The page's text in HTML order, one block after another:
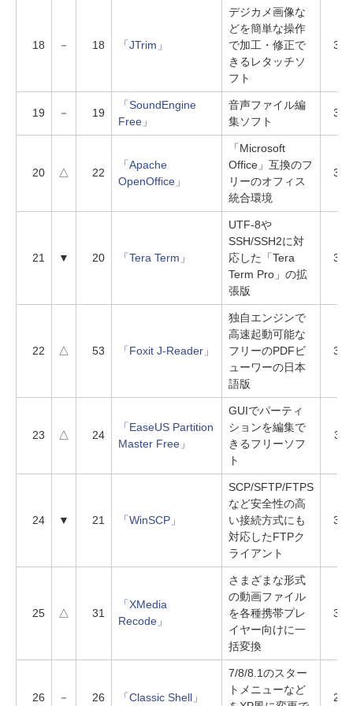
18 － 18 「JTrim」
デジカメ画像な
どを簡単な操作
で加工・修正で
きるレタッチソ
フト
19 － 19
「SoundEngine
Free」
音声ファイル編
集ソフト
20 △ 22
「Apache
OpenOffice」
「Microsoft
Office」互換のフ
リーのオフィス
統合環境
21 ▼ 20 「Tera Term」
UTF-8や
SSH/SSH2に対
応した「Tera
Term Pro」の拡
張版
22 △ 53 「Foxit J-Reader」
独自エンジンで
高速起動可能な
フリーのPDFビ
ューワーの日本
語版
23 △ 24
「EaseUS Partition
Master Free」
GUIでパーティ
ションを編集で
きるフリーソフ
ト
24 ▼ 21 「WinSCP」
SCP/SFTP/FTPS
など安全性の高
い接続方式にも
対応したFTPク
ライアント
25 △ 31
「XMedia
Recode」
さまざまな形式
の動画ファイル
を各種携帯プレ
イヤー向けに一
括変換
26 － 26 「Classic Shell」
7/8/8.1のスター
トメニューなど